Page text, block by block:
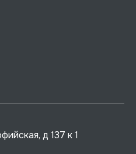
д 137 к 1